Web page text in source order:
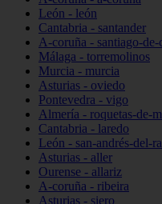
León - león
Cantabria - santander
A-coruña - santiago-de-
Málaga - torremolinos
Murcia - murcia
Asturias - oviedo
Pontevedra - vigo
Almería - roquetas-de-
Cantabria - laredo
León - san-andrés-del-
Asturias - aller
Ourense - allariz
A-coruña - ribeira
Asturias - siero